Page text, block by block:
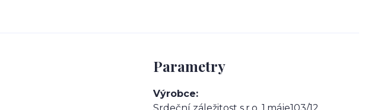
Parametry
Výrobce